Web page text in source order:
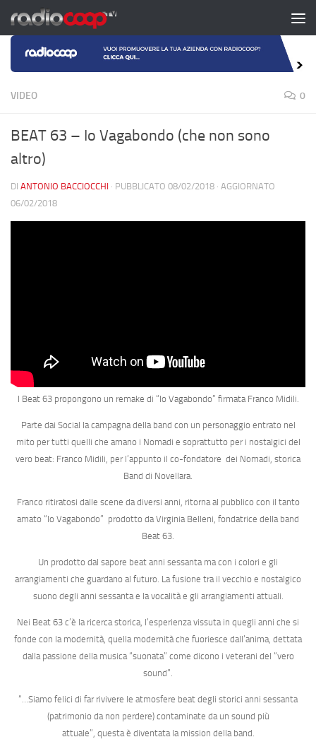
Salta al contenuto
VIDEO 0
BEAT 63 – Io Vagabondo (che non sono
altro)
DI ANTONIO BACCIOCCHI · PUBBLICATO 08/02/2018 · AGGIORNATO
06/02/2018
I Beat 63 propongono un remake di “Io Vagabondo” firmata Franco Midili
Parte dai Social la campagna della band con un personaggio entrato nel
mito per tutti quelli che amano i Nomadi e soprattutto per i nostalgici del
vero beat: Franco Midili, per l’appunto il co-fondatore dei Nomadi, storica
Band di Novellara.
Franco ritiratosi dalle scene da diversi anni, ritorna al pubblico con il tanto
amato “Io Vagabondo” prodotto daVirginia Belleni, fondatrice della band
Beat 63.
Un prodotto dal sapore beat anni sessanta ma con i colori e gli
arrangiamenti che guardano al futuro. La fusione tra il vecchio e nostalgico
suono degli anni sessanta e la vocalità e gli arrangiamenti attuali.
Nei Beat 63 c’è la ricerca storica, l’esperienza vissuta in quegli anni che si
fonde con la modernità, quella modernità che fuoriesce dall’anima, dettata
dalla passione della musica “suonata” come dicono i veterani del “vero
sound”.
“…Siamo felici di far rivivere le atmosfere beat degli storici anni sessanta
(patrimonio da non perdere) contaminate da un sound più
attuale”, questa è diventata la mission della band.